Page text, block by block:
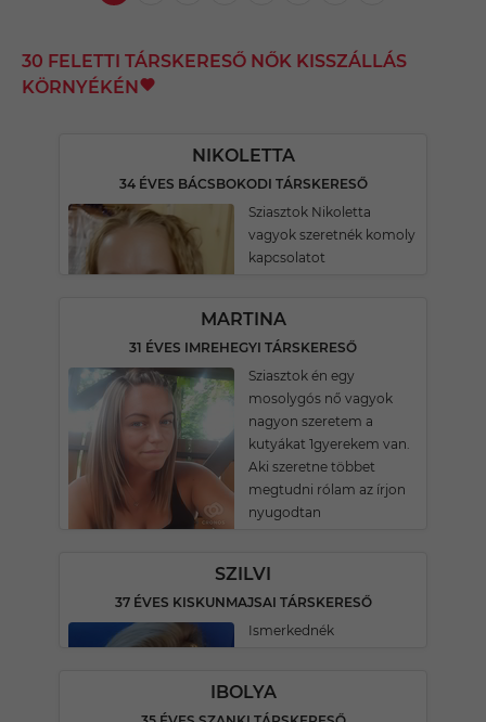
30 FELETTI TÁRSKERESŐ NŐK KISSZÁLLÁS
KÖRNYÉKÉN
NIKOLETTA
34 ÉVES BÁCSBOKODI TÁRSKERESŐ
Sziasztok Nikoletta
vagyok szeretnék komoly
kapcsolatot
MARTINA
31 ÉVES IMREHEGYI TÁRSKERESŐ
Sziasztok én egy
mosolygós nő vagyok
nagyon szeretem a
kutyákat 1gyerekem van.
Aki szeretne többet
megtudni rólam az írjon
nyugodtan
SZILVI
37 ÉVES KISKUNMAJSAI TÁRSKERESŐ
Ismerkednék
IBOLYA